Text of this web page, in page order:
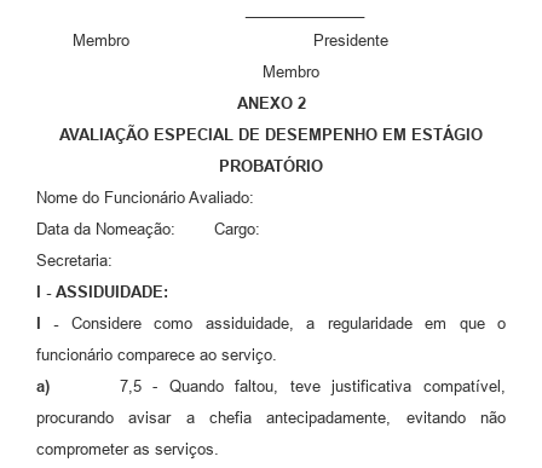
Membro Presidente
Membro
ANEXO 2
AVALIAÇÃO ESPECIAL DE DESEMPENHO EM ESTÁGIO
PROBATÓRIO
Nome do Funcionário Avaliado:
Data da Nomeação: Cargo:
Secretaria:
I - ASSIDUIDADE:
I -Considere como assiduidade, a regularidade em que o
funcionário comparece ao serviço.
a) 7,5 - Quando faltou, teve justificativa compatível,
procurando avisar a chefia antecipadamente, evitando não
comprometer as serviços.